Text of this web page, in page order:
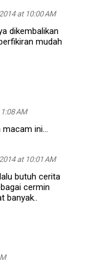
at 10:00 AM
dikembalikan
mudah
AM
ini...
at 10:01 AM
butuh cerita
cermin
banyak..